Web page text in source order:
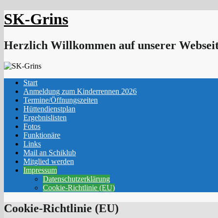
Skip
to
SK-Grins
Herzlich Willkommen auf unserer
Start
Anmeldung zum Kinderrennen 2026
Termine/Öffnungszeiten
Hüttendienstplan
Ergebnislisten
Fotos
Funktionäre
Links
Mail an Schiklub
Mitglied werden
Impressum
Datenschutzerklärung
Cookie-Richtlinie (EU)
Cookie-Richtlinie (EU)